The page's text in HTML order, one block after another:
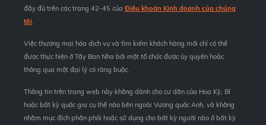
đầy đủ trên các trang 42-45 của Điều khoản Kinh doanh của chúng
tôi.
Việc thương mại hóa dịch vụ và tìm kiếm khách hàng mới chỉ có thể
được thực hiện ở Tây Ban Nha bởi một tổ chức được ủy quyền hoặc
thông qua một đại lý có ràng buộc.
Thông tin trên trang web này không dành cho cư dân của Hoa Kỳ, Bỉ
hoặc bất kỳ quốc gia cụ thể nào bên ngoài Vương quốc Anh, và không
nhằm mục đích phân phối hoặc sử dụng cho bất kỳ người nào ở bất kỳ